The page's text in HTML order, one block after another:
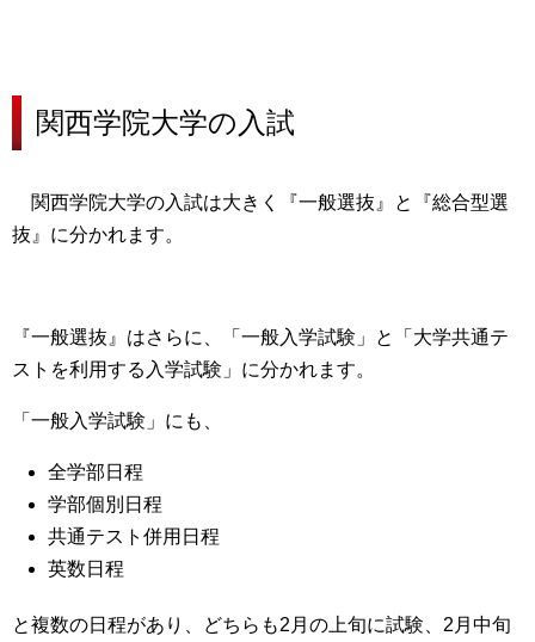
関西学院大学の 入試
関西学院大学の入試は大きく『一般選抜』と『総合型選
抜』に分かれます。
『一般選抜』はさらに、「一般入学試験」と「大学共通テ
ストを利用する入学試験」に分かれます。
「一般入学試験」にも、
全学部日程
学部個別日程
共通テスト併用日程
英数日程
と複数の日程があり、どちらも2月の上旬に試験、2月中旬